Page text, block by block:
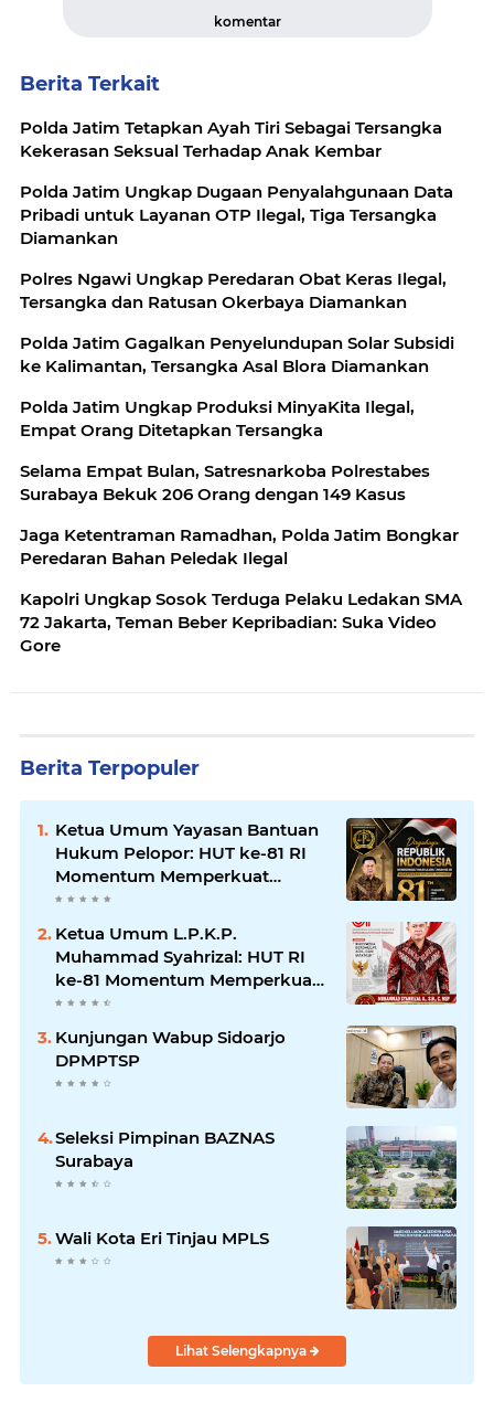
komentar
Berita Terkait
Polda Jatim Tetapkan Ayah Tiri Sebagai Tersangka
Kekerasan Seksual Terhadap Anak Kembar
Polda Jatim Ungkap Dugaan Penyalahgunaan Data
Pribadi untuk Layanan OTP Ilegal, Tiga Tersangka
Diamankan
Polres Ngawi Ungkap Peredaran Obat Keras Ilegal,
Tersangka dan Ratusan Okerbaya Diamankan
Polda Jatim Gagalkan Penyelundupan Solar Subsidi
ke Kalimantan, Tersangka Asal Blora Diamankan
Polda Jatim Ungkap Produksi MinyaKita Ilegal,
Empat Orang Ditetapkan Tersangka
Selama Empat Bulan, Satresnarkoba Polrestabes
Surabaya Bekuk 206 Orang dengan 149 Kasus
Jaga Ketentraman Ramadhan, Polda Jatim Bongkar
Peredaran Bahan Peledak Ilegal
Kapolri Ungkap Sosok Terduga Pelaku Ledakan SMA
72 Jakarta, Teman Beber Kepribadian: Suka Video
Gore
Berita Terpopuler
Ketua Umum Yayasan Bantuan
Hukum Pelopor: HUT ke-81 RI
Momentum Memperkuat
Keadilan, Persatuan, dan
Ketua Umum L.P.K.P.
Muhammad Syahrizal: HUT RI
ke-81 Momentum Memperkuat
Persatuan dan Keadilan bagi
Kunjungan Wabup Sidoarjo
DPMPTSP
Seleksi Pimpinan BAZNAS
Surabaya
Wali Kota Eri Tinjau MPLS
Lihat Selengkapnya